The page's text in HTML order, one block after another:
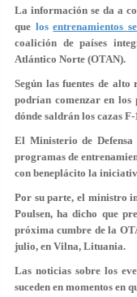
La información se da a
que losentrenamientos
coalición de países
Atlántico Norte (OTAN).
Según las fuentes de
podrían comenzar en los
dónde saldrán los cazas
El Ministerio de
programas de
con beneplácito la
Por su parte, el ministro
Poulsen, ha dicho que
próxima cumbre de la
julio, en Vilna, Lituania.
Las noticias sobre los
suceden en momentos en